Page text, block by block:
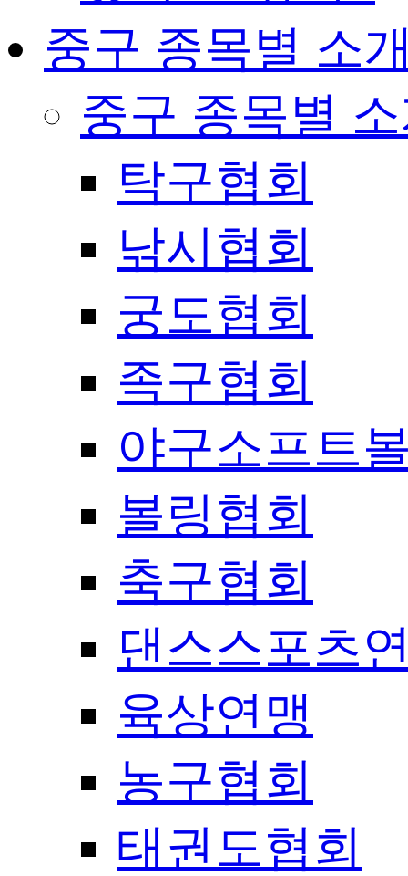
중구 종목별 소
중구 종목별
탁구협회
낚시협회
궁도협회
족구협회
야구소프트
볼링협회
축구협회
댄스스포츠
육상연맹
농구협회
태권도협회